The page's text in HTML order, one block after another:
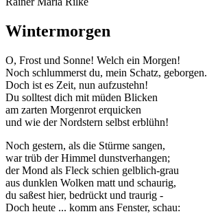
Wintermorgen
O, Frost und Sonne! Welch ein Morgen!
Noch schlummerst du, mein Schatz, geborgen.
Doch ist es Zeit, nun aufzustehn!
Du solltest dich mit müden Blicken
am zarten Morgenrot erquicken
und wie der Nordstern selbst erblühn!
Noch gestern, als die Stürme sangen,
war trüb der Himmel dunstverhangen;
der Mond als Fleck schien gelblich-grau
aus dunklen Wolken matt und schaurig,
du saßest hier, bedrückt und traurig -
Doch heute ... komm ans Fenster, schau: